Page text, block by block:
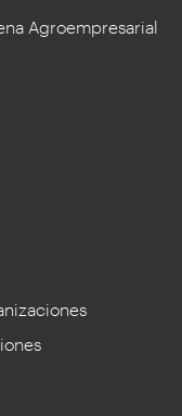
Agroempresarial